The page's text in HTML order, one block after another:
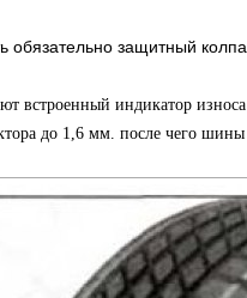
обязательно защитный
встроенный индикатор
до 1,6 мм. после чего